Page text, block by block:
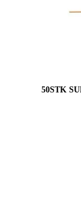
50STK